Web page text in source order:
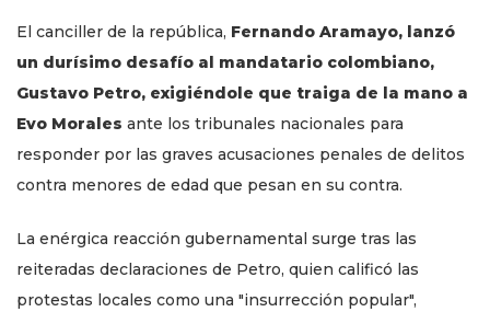
El canciller de la república, Fernando Aramayo, lanzó
un durísimo desafío al mandatario colombiano,
Gustavo Petro, exigiéndole que traiga de la mano a
Evo Morales ante los tribunales nacionales para
responder por las graves acusaciones penales de delitos
contra menores de edad que pesan en su contra.
La enérgica reacción gubernamental surge tras las
reiteradas declaraciones de Petro, quien calificó las
protestas locales como una "insurrección popular",